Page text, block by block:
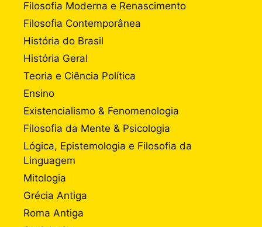
Filosofia Moderna e Renascimento
Filosofia Contemporânea
História do Brasil
História Geral
Teoria e Ciência Política
Ensino
Existencialismo & Fenomenologia
Filosofia da Mente & Psicologia
Lógica, Epistemologia e Filosofia da
Linguagem
Mitologia
Grécia Antiga
Roma Antiga